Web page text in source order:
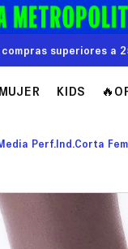
superiores a
MUJER KIDS
Perf.Ind.Corta